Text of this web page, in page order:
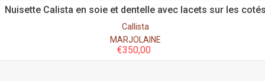
Nuisette Calista en soie et dentelle avec lacets sur les
Callista
MARJOLAINE
€350,00